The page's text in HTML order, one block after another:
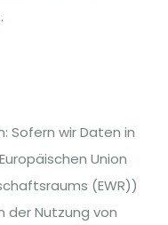
Sofern wir Daten in
Union
(EWR))
der Nutzung von